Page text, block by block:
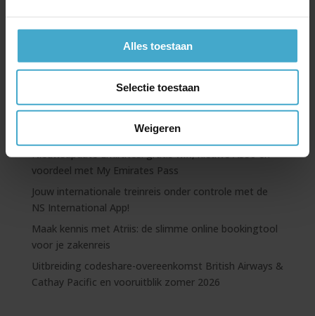
Alles toestaan
Selectie toestaan
Weigeren
China Southern Airlines
Nieuwsupdate Emirates: gratis wifi, nieuwe A350 en
voordeel met My Emirates Pass
Jouw internationale treinreis onder controle met de
NS International App!
Maak kennis met Atriis: de slimme online bookingtool
voor je zakenreis
Uitbreiding codeshare-overeenkomst British Airways &
Cathay Pacific en vooruitblik zomer 2026